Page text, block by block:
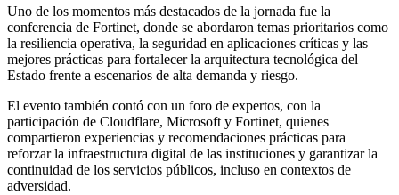
Uno de los momentos más destacados de la jornada fue la
conferencia de Fortinet, donde se abordaron temas prioritarios como
la resiliencia operativa, la seguridad en aplicaciones críticas y las
mejores prácticas para fortalecer la arquitectura tecnológica del
Estado frente a escenarios de alta demanda y riesgo.
El evento también contó con un foro de expertos, con la
participación de Cloudflare, Microsoft y Fortinet, quienes
compartieron experiencias y recomendaciones prácticas para
reforzar la infraestructura digital de las instituciones y garantizar la
continuidad de los servicios públicos, incluso en contextos de
adversidad.